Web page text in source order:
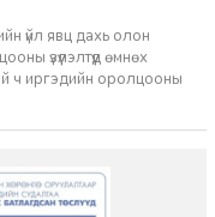
үйл явц дахь олон
үзүүлэлтүүд өмнөх
ч иргэдийн оролцооны